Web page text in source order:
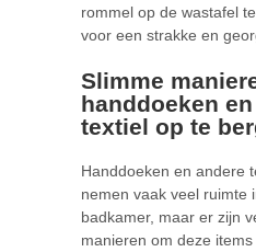
rommel op de wastafel
voor een strakke en
Slimme
handdoeken
textiel op te
Handdoeken en andere
nemen vaak veel ruimte
badkamer, maar er zijn
manieren om deze